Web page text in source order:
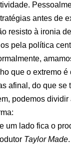
antes de
resisto à ironia
pela política
que o extremo é
afinal, do que se
podemos
um lado fica o
Taylor Made